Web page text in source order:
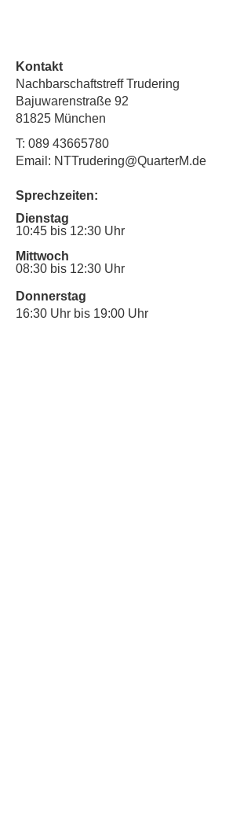
Kontakt
Nachbarschaftstreff Trudering
Bajuwarenstraße 92
81825 München
T: 089 43665780
Email: NTTrudering@QuarterM.de
Sprechzeiten:
Dienstag
10:45 bis 12:30 Uhr
Mittwoch
08:30 bis 12:30 Uhr
Donnerstag
16:30 Uhr bis 19:00 Uhr